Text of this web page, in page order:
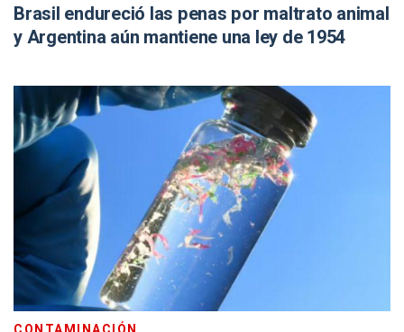
Brasil endureció las penas por maltrato animal
y Argentina aún mantiene una ley de 1954